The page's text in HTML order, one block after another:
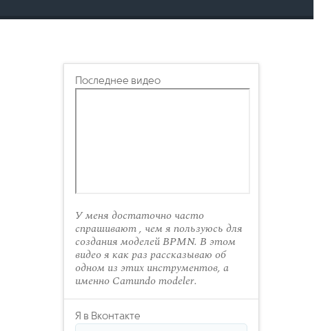
Последнее видео
У меня достаточно часто
спрашивают , чем я пользуюсь для
создания моделей BPMN. В этом
видео я как раз рассказываю об
одном из этих инструментов, а
именно Camundo modeler.
Я в Вконтакте